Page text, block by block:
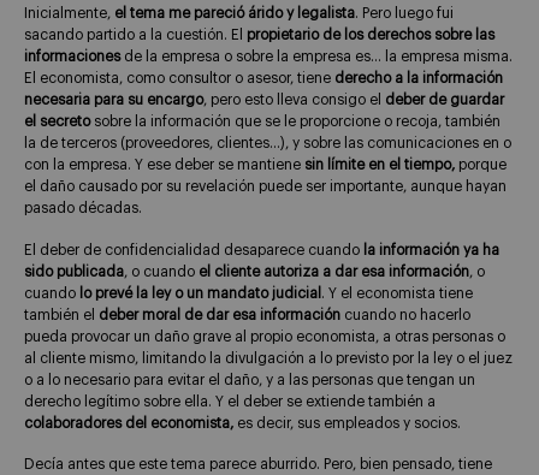
Inicialmente, el tema me pareció árido y legalista. Pero luego fui
sacando partido a la cuestión. El propietario de los derechos sobre las
informacionesde la empresa o sobre la empresa es… la empresa misma.
El economista, como consultor o asesor, tiene derecho a la información
necesaria para su encargo, pero esto lleva consigo el deber de guardar
el secretosobre la información que se le proporcione o recoja, también
la de terceros (proveedores, clientes…), y sobre las comunicaciones en o
con la empresa. Y ese deber se mantiene sin límite en el tiempo, porque
el daño causado por su revelación puede ser importante, aunque hayan
pasado décadas.
El deber de confidencialidad desaparece cuando la información ya ha
sido publicada, o cuando el cliente autoriza a dar esa información, o
cuando lo prevé la ley o un mandato judicial . Y el economista tiene
también el deber moral de dar esa información cuando no hacerlo
pueda provocar un daño grave al propio economista, a otras personas o
al cliente mismo, limitando la divulgación a lo previsto por la ley o el juez
o a lo necesario para evitar el daño, y a las personas que tengan un
derecho legítimo sobre ella. Y el deber se extiende también a
colaboradores del economista, es decir, sus empleados y socios.
Decía antes que este tema parece aburrido. Pero, bien pensado, tiene